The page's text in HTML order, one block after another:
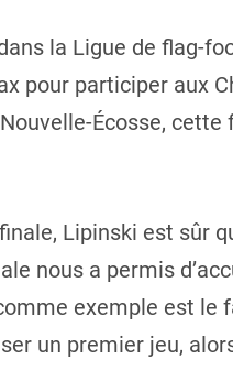
la Ligue de flag-
pour participer aux
Écosse,
Lipinski est sûr
nous a permis
exemple est le
un premier jeu,